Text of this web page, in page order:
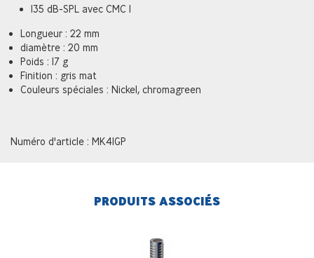
135 dB-SPL avec CMC 1
Longueur : 22 mm
diamètre : 20 mm
Poids : 17 g
Finition : gris mat
Couleurs spéciales : Nickel, chromagreen
Numéro d'article : MK41GP
PRODUITS ASSOCIÉS